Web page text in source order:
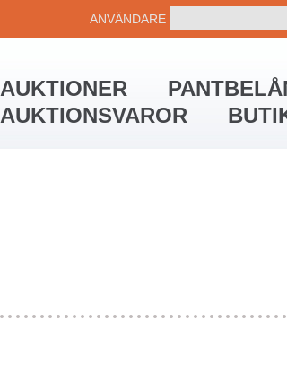
ANVÄNDARE
AUKTIONER
AUKTIONSVAROR